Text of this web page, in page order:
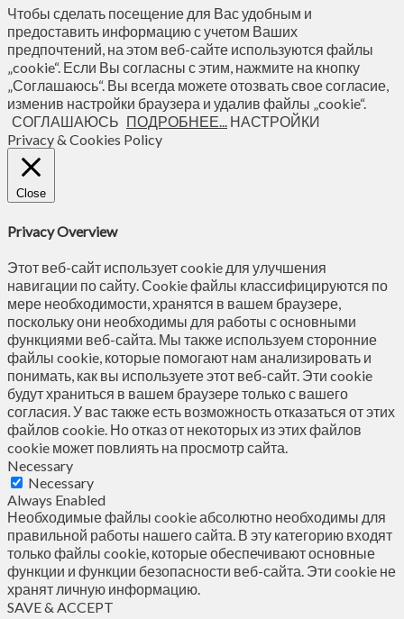
Чтобы сделать посещение для Вас удобным и
предоставить информацию с учетом Ваших
предпочтений, на этом веб-сайте используются файлы
„cookie“. Если Вы согласны с этим, нажмите на кнопку
„Соглашаюсь“. Вы всегда можете отозвать свое согласие,
изменив настройки браузера и удалив файлы „cookie“.
СОГЛАШАЮСЬ ПОДРОБНЕЕ... НАСТРОЙКИ
Privacy & Cookies Policy
Close
Privacy Overview
Этот веб-сайт использует cookie для улучшения
навигации по сайту. Сookie файлы классифицируются по
мере необходимости, хранятся в вашем браузере,
поскольку они необходимы для работы с основными
функциями веб-сайта. Мы также используем сторонние
файлы cookie, которые помогают нам анализировать и
понимать, как вы используете этот веб-сайт. Эти cookie
будут храниться в вашем браузере только с вашего
согласия. У вас также есть возможность отказаться от этих
файлов cookie. Но отказ от некоторых из этих файлов
cookie может повлиять на просмотр сайта.
Necessary
Necessary
Always Enabled
Необходимые файлы cookie абсолютно необходимы для
правильной работы нашего сайта. В эту категорию входят
только файлы cookie, которые обеспечивают основные
функции и функции безопасности веб-сайта. Эти cookie не
хранят личную информацию.
SAVE & ACCEPT